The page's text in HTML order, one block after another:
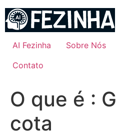
para
conteúdo
AI Fezinha Sobre Nós
Contato
O que é :
cota